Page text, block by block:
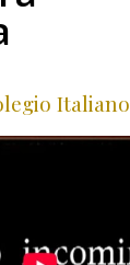
Italiano